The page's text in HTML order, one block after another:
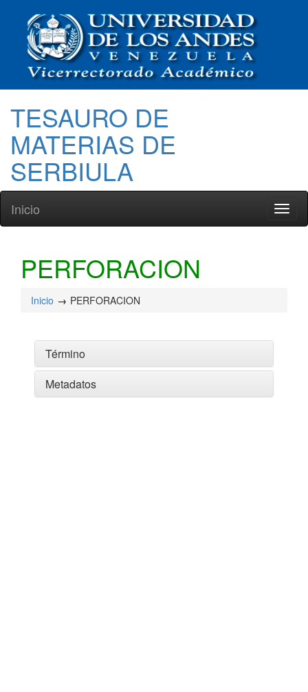
TESAURO DE
MATERIAS DE
SERBIULA
Inicio
PERFORACION
Inicio PERFORACION
Término
Metadatos